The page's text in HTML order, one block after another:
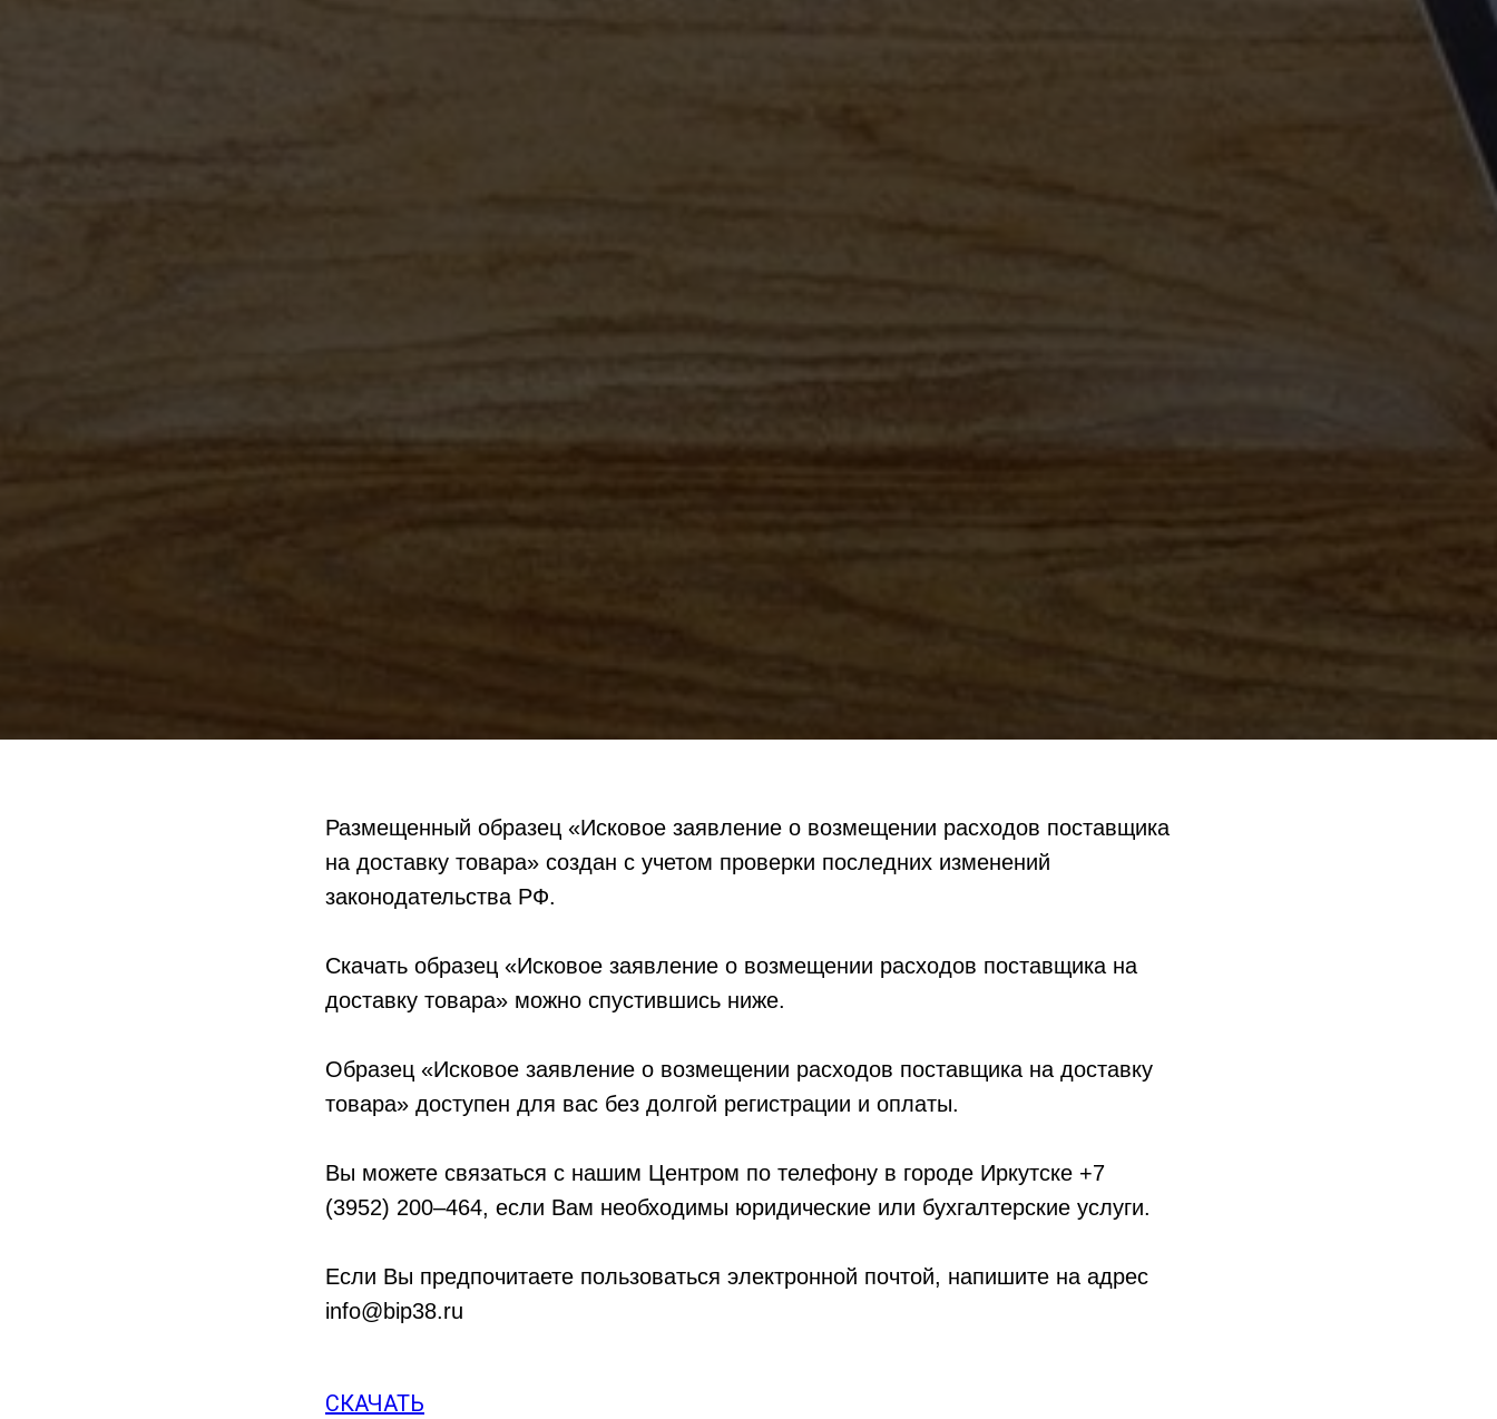
Размещенный образец «Исковое заявление о возмещении расходов поставщика
на доставку товара» создан с учетом проверки последних изменений
законодательства РФ.
Скачать образец «Исковое заявление о возмещении расходов поставщика на
доставку товара» можно спустившись ниже.
Образец «Исковое заявление о возмещении расходов поставщика на доставку
товара» доступен для вас без долгой регистрации и оплаты.
Вы можете связаться с нашим Центром по телефону в городе Иркутске +7
(3952) 200–464, если Вам необходимы юридические или бухгалтерские услуги.
Если Вы предпочитаете пользоваться электронной почтой, напишите на адрес
info@bip38.ru
СКАЧАТЬ